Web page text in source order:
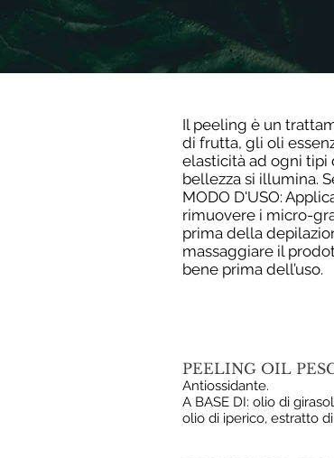
Il peeling è un
di frutta, gli oli
elasticità ad ogni tipi
bellezza si illumina.
MODO D'USO:
rimuovere i micro-
prima della
massaggiare il
bene prima dell’uso.
PEELING OIL
Antiossidante.
A BASE DI: olio di
olio di iperico, estratto